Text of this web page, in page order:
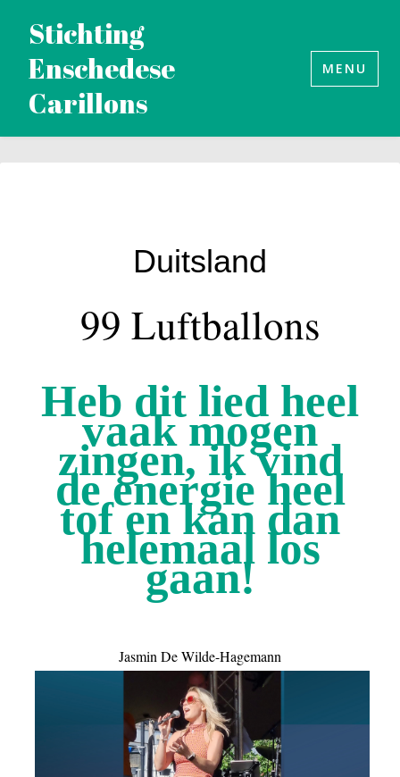
inhoud
springen
Stichting
Enschedese
Carillons
MENU
Duitsland
99 Luftballons
Heb dit lied heel
vaak mogen
zingen, ik vind
de energie heel
tof en kan dan
helemaal los
gaan!
Jasmin De Wilde-Hagemann